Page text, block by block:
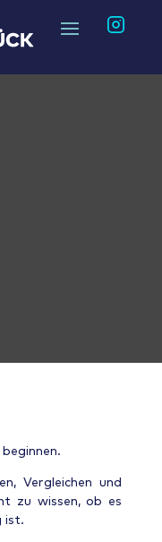
Vergleichen und
zu wissen, ob es
ist.